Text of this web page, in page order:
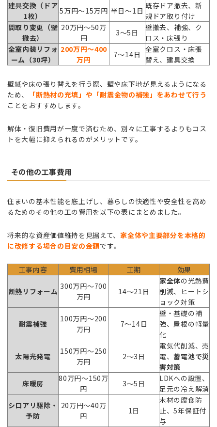
建具交換（ドア
1枚）
5万円〜15万円 半日〜1日
既存ドア撤去、新
規ドア取り付け
間取り変更（壁
撤去）
20万円〜50万
円
3〜5日
壁撤去、補強、ク
ロス・床張り
全室内装リフォ
ーム（30坪）
200万円〜400
万円
7〜14日
全室クロス・床張
替え、建具交換
壁紙や床の張り替えを行う際、壁や床下地が見えるようになる
ため、
「断熱材の充填」や「耐震金物の補強」をあわせて行う
ことをおすすめします。
解体・復旧費用が一度で済むため、別々に工事するよりもコス
トを大幅に抑えられるのがメリットです。
その他の工事費用
住まいの基本性能を底上げし、暮らしの快適性や安全性を高め
るためのその他の工の費用を以下の表にまとめました。
将来的な資産価値維持を見据えて、 家全体や主要部分を本格的
に改修する場合の目安の金額です。
工事内容 費用相場 工期 効果
断熱リフォーム
300万円〜700
万円
14〜21日
家全体の光熱費
削減、ヒートシ
ョック対策
耐震補強
100万円〜200
万円
7〜14日
壁・基礎の補
強、屋根の軽量
化
太陽光発電
150万円〜250
万円
2〜3日
電気代削減、売
電、蓄電池で災
害対策
床暖房
80万円〜150万
円
3〜5日
LDKへの設置、
足元の冷え解消
シロアリ駆除・
予防
20万円〜40万
円
1日
木材の腐食防
止、5年保証付
与